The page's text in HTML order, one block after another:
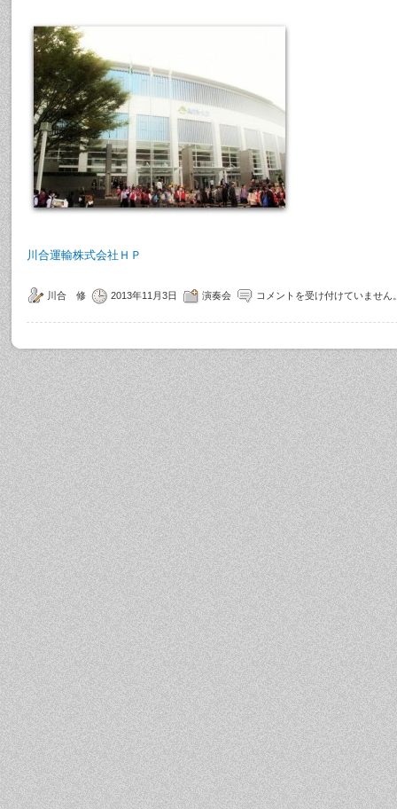
川合運輸株式会社ＨＰ
川合 修 2013年11月3日 演奏会 コメントを受け付けていません